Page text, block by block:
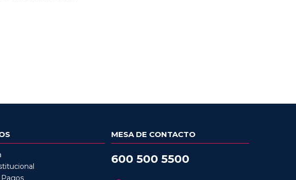
MESA DE CONTACTO
600 500 5500